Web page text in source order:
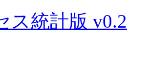
ス統計版 v0.2